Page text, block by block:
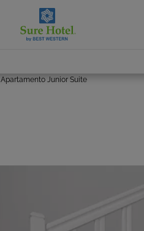
Apartamento Junior Suite